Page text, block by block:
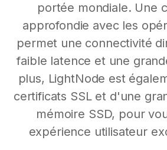
portée mondiale. Une
approfondie avec les
permet une connectivité
faible latence et une
plus, LightNode est
certificats SSL et d'une
mémoire SSD, pour
expérience utilisateur